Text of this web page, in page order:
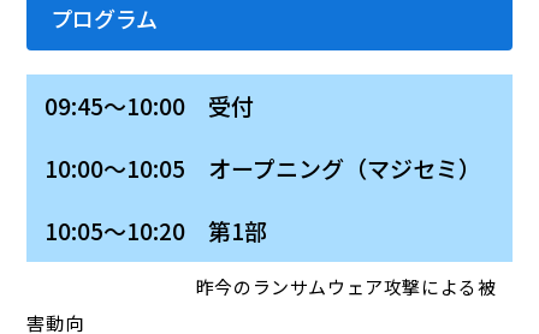
プログラム
09:45～10:00 受付
10:00～10:05 オープニング（マジセミ）
10:05～10:20 第1部
昨今のランサムウェア攻撃による被
害動向